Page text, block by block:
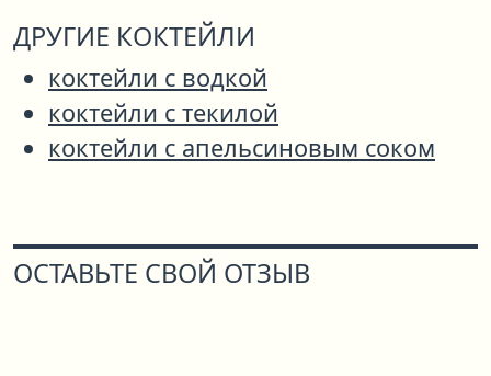
ДРУГИЕ КОКТЕЙЛИ
коктейли с водкой
коктейли с текилой
коктейли с апельсиновым соком
ОСТАВЬТЕ СВОЙ ОТЗЫВ